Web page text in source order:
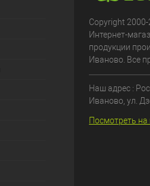
Copyright
Интернет-
продукции
Иваново. Все
Наш адрес :
Иваново ул.
Посмотреть на